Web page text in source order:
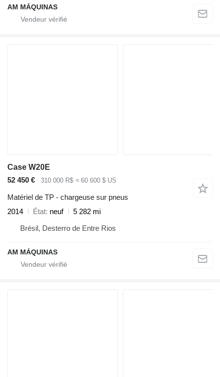
AM MÁQUINAS
Case W20E
52 450 €
310 000 R$ ≈ 60 600 $ US
Matériel de TP - chargeuse sur pneus
2014
État neuf
5 282 mi
Brésil, Desterro de Entre Rios
AM MÁQUINAS